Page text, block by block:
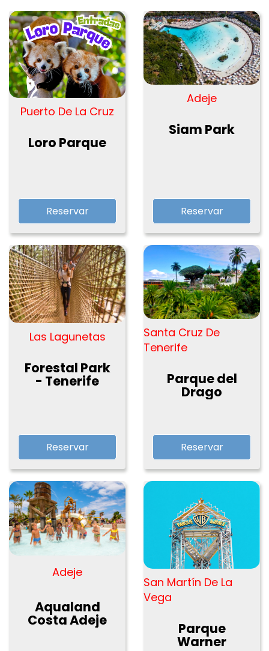
Puerto De La Cruz
Loro Parque
Reservar
Adeje
Siam Park
Reservar
Las Lagunetas
Forestal Park
- Tenerife
Reservar
Santa Cruz De
Tenerife
Parque del
Drago
Reservar
Adeje
Aqualand
Costa Adeje
San Martín De La
Vega
Parque
Warner